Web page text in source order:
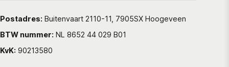
Postadres: Buitenvaart 2110-11, 7905SX Hoogeveen
BTW nummer: NL 8652 44 029 B01
KvK: 90213580